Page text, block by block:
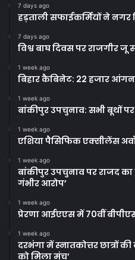
7 days ago
हड़ताली सफाईकर्मियों ने नगर
7 days ago
विश्व बाघ दिवस पर राजगीर
1 week ago
बिहार कैबिनेट: 22 हजार
1 week ago
बांकीपुर उपचुनाव: सभी बूथों
1 week ago
एशिया पैसिफिक एक्सीलेंस
1 week ago
बांकीपुर उपचुनाव पर राजद
गंभीर आरोप’
1 week ago
प्रेरणा आईएएस में 70वीं
1 week ago
दरभंगा में स्नातकोत्तर छात्रों की
को मिला मंच’